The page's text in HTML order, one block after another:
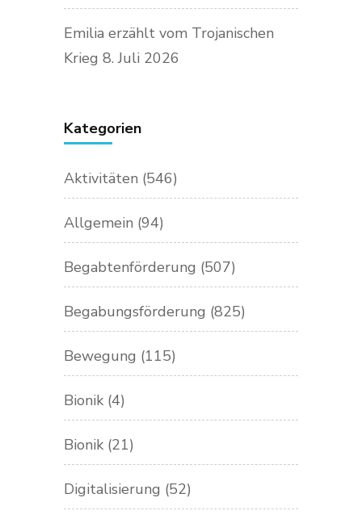
Emilia erzählt vom Trojanischen
Krieg 8. Juli 2026
Kategorien
Aktivitäten (546)
Allgemein (94)
Begabtenförderung (507)
Begabungsförderung (825)
Bewegung (115)
Bionik (4)
Bionik (21)
Digitalisierung (52)